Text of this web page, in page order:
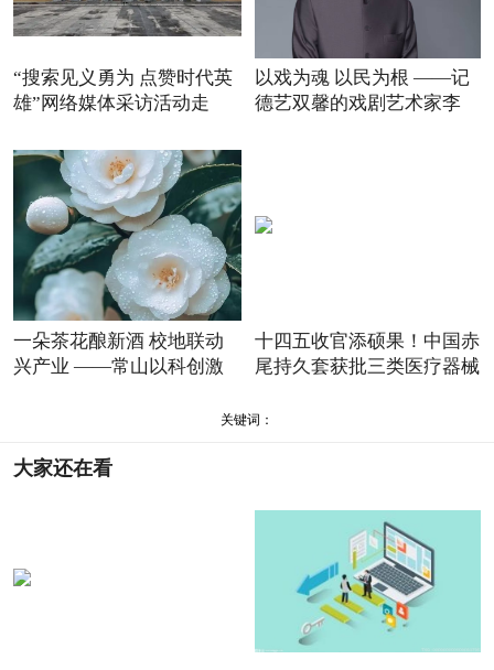
“搜索见义勇为 点赞时代英
雄”网络媒体采访活动走
以戏为魂 以民为根 ——记
德艺双馨的戏剧艺术家李
一朵茶花酿新酒 校地联动
兴产业 ——常山以科创激
十四五收官添硕果！中国赤
尾持久套获批三类医疗器械
关键词：
大家还在看